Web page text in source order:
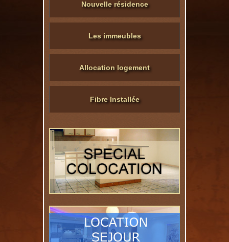
Nouvelle résidence
Les immeubles
Allocation logement
Fibre Installée